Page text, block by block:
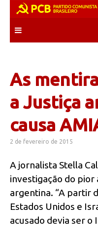
content
As
a Justiça
causa
2 de fevereiro de 2015
A jornalista Stella
investigação do
argentina. “A partir
Estados Unidos e
acusado devia ser o